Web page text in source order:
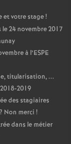
et votre stage!
24 novembre 2017
à l’ESPE
titularisation, ...
2019
des stagiaires
? Non merci !
dans le métier